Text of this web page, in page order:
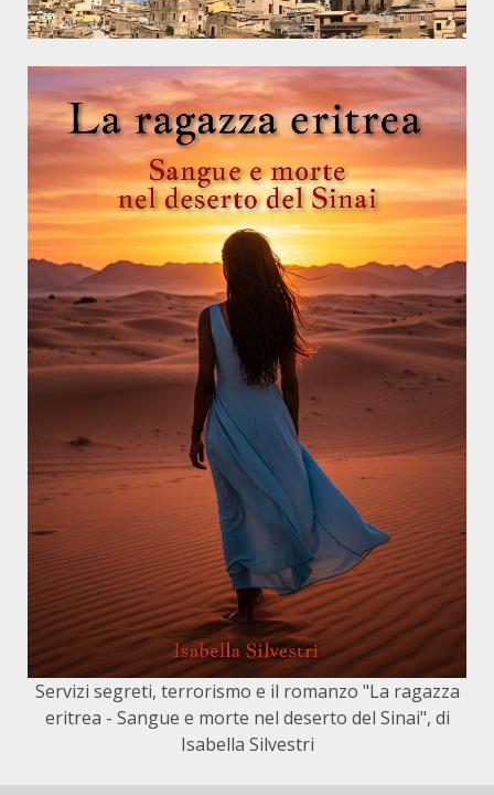
Servizi segreti, terrorismo e il romanzo "La ragazza
eritrea - Sangue e morte nel deserto del Sinai", di
Isabella Silvestri